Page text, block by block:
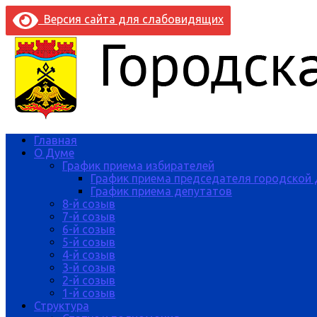
Версия сайта для слабовидящих
Главная
О Думе
График приема избирателей
График приема председателя
График приема депутатов
8-й созыв
7-й созыв
6-й созыв
5-й созыв
4-й созыв
3-й созыв
2-й созыв
1-й созыв
Структура